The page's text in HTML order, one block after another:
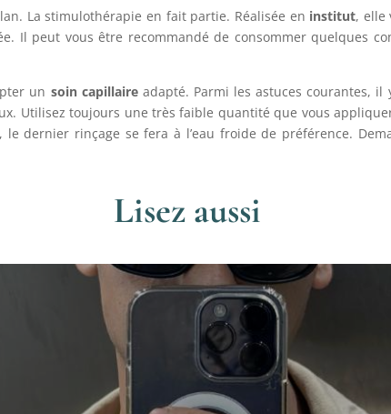
La stimulothérapie en fait partie. Réalisée en institut, elle
Il peut vous être recommandé de consommer quelques
un soin capillaireadapté. Parmi les astuces courantes, il
Utilisez toujours une très faible quantité que vous
le dernier rinçage se fera à l’eau froide de préférence.
Lisez aussi